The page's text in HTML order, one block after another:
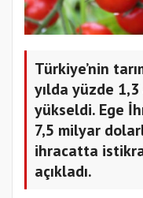
Türkiye’nin
yılda yüzde
yükseldi. Ege
7,5 milyar
ihracatta
açıkladı.